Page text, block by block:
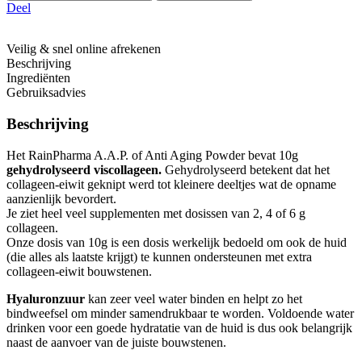
Deel
Veilig & snel online afrekenen
Beschrijving
Ingrediënten
Gebruiksadvies
Beschrijving
Het RainPharma A.A.P. of Anti Aging Powder bevat 10g
gehydrolyseerd viscollageen. Gehydrolyseerd betekent dat het
collageen-eiwit geknipt werd tot kleinere deeltjes wat de opname
aanzienlijk bevordert.
Je ziet heel veel supplementen met dosissen van 2, 4 of 6 g
collageen.
Onze dosis van 10g is een dosis werkelijk bedoeld om ook de huid
(die alles als laatste krijgt) te kunnen ondersteunen met extra
collageen-eiwit bouwstenen.
Hyaluronzuur kan zeer veel water binden en helpt zo het
bindweefsel om minder samendrukbaar te worden. Voldoende water
drinken voor een goede hydratatie van de huid is dus ook belangrijk
naast de aanvoer van de juiste bouwstenen.